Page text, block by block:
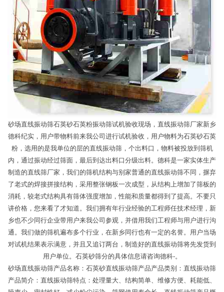
砂场直线振动筛石英砂石英粉振动筛试机验收现场，直线振动筛厂家新乡
德科纪实，用户带物料前来我公司进行试机验收，用户物料为石英砂石英
粉，选用的是我单位的层的直线振动筛，个出料口，物料被投放到筛机
内，通过振动经过筛面，最后到达出料口分级出料。德科是一家实体生产
制造的直线筛厂家，我们的筛机结构与别家普通的直线振动筛不同，摒弃
了老式的焊接拼接结构，采用整张钢板一次成型，从结构上增加了筛板的
消耗，较老式结构具有筛体强度增加，性能和质量都得到了提高。不要只
讲价格，您来看了才知道。我们拥有年行业经验的工程师任技术经理，新
乡也不少同行企业带用户来我公司参观，并借用我们工程师与用户进行沟
通。我们做的筛机遍布多个行业，在新乡同行也有一定的名誉。用户当场
对试机结果表示满意，并且又追订两台，制造好的直线振动筛将先发货到
用户单位。石英砂筛分的具体信息请咨询德科-。
砂场直线振动筛产品名称：石英砂直线振动筛产品产品类别：直线振动筛
产品简介：直线振动筛特点：处理量大、结构简单、维修方便、耗能低、